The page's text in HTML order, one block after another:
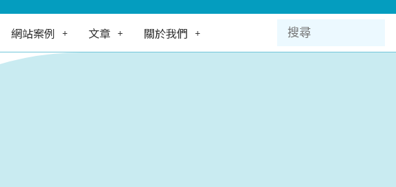
網站案例 文章 關於我們